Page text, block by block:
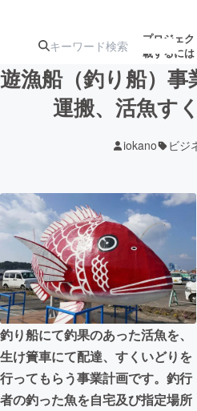
プロジェ
載するには
ジェクト
アート・写真
テクノロジー・ガジェ
映像・映画
ビジネス・起業
まちづくり・地域活性化
遊漁船（釣り船）
運搬、活魚す
iokano ビジ
釣り船にて釣果のあった活魚を、
生け簀車にて配達、すくいどりを
行ってもらう事業計画です。釣行
者の釣った魚を自宅及び指定場所